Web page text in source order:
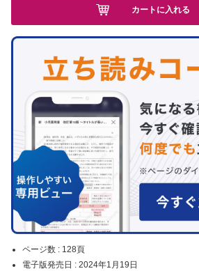
ページ数 : 128頁
電子版発売日 : 2024年1月19日
カートに入れる